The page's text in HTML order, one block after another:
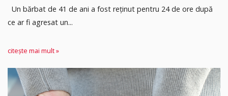
Un bărbat de 41 de ani a fost reținut pentru 24 de ore după
ce ar fi agresat un...
citește mai mult »